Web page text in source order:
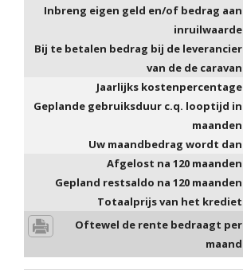
Inbreng eigen geld en/of bedrag aan
inruilwaarde
Bij te betalen bedrag bij de leverancier
van de de caravan
Jaarlijks kostenpercentage
Geplande gebruiksduur c.q. looptijd in
maanden
Uw maandbedrag wordt dan
Afgelost na 120 maanden
Gepland restsaldo na 120 maanden
Totaalprijs van het krediet
Oftewel de rente bedraagt per
maand